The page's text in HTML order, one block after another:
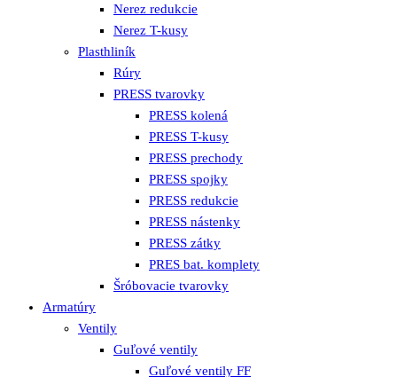
Nerez redukcie
Nerez T-kusy
Plasthliník
Rúry
PRESS tvarovky
PRESS kolená
PRESS T-kusy
PRESS prechody
PRESS spojky
PRESS redukcie
PRESS nástenky
PRESS zátky
PRES bat. komplety
Šróbovacie tvarovky
Armatúry
Ventily
Guľové ventily
Guľové ventily FF